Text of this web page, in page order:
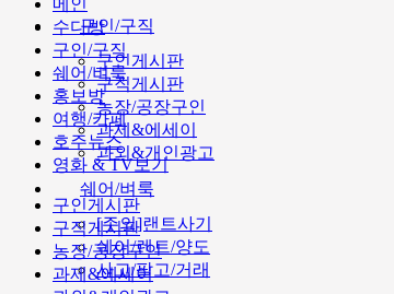
구인/구직
구인게시판
구직게시판
농장/공장구인
과제&에세이
과외&개인광고
쉐어/벼룩
[주의]랜트사기
쉐어/렌트/양도
사고/팔고/거래
메인
수다방
구인/구직
쉐어/벼룩
홍보방
여행/카페
호주뉴스
영화 & TV보기
구인게시판
구직게시판
농장/공장구인
과제&에세이